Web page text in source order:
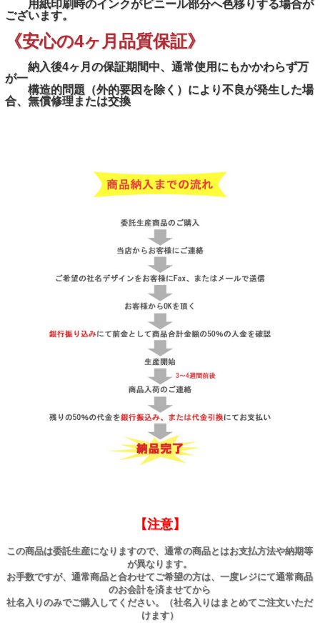
用紙印刷時のインクがビニール部分へ色移りする場合が
ございます。
《安心の4ヶ月品質保証》
納入後4ヶ月の保証期間中、通常使用にもかかわらず万
が一
構造的問題（外的要因を除く）により不良が発生した場
合、無償修理または交換
【注意】
この商品は委託生産になりますので、通常の商品とはお支払方法や納期等
が異なります。
お手数ですが、通常商品と合わせてご希望の方は、一度レジにて通常商品
のお会計を済ませてから
社名入りのみでご購入してください。（社名入りはまとめてご注文いただ
けます）